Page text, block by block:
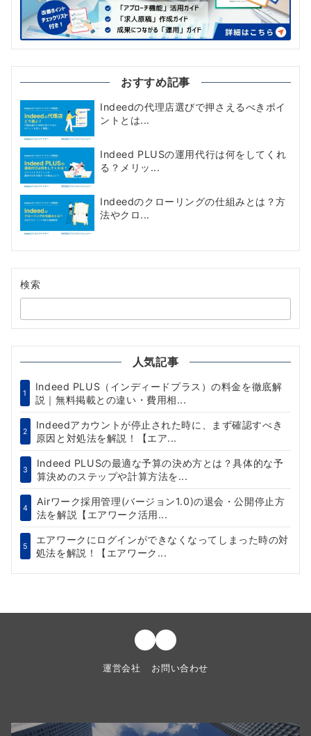
おすすめ記事
Indeedの代理店選びで押さえるべきポイ
ントとは...
Indeed PLUSの運用代行は何をしてくれ
る？メリッ...
Indeedのクローリングの仕組みとは？方
法やクロ...
検索
人気記事
1
Indeed PLUS（インディードプラス）の料金を徹底解
説｜無料掲載との違い・費用相...
2
Indeedアカウントが停止された時に、まず確認すべき
原因と対処法を解説！【エア...
3
Indeed PLUSの最適な予算の決め方とは？具体的な予
算決めのステップや計算方法を...
4
Airワーク採用管理(バージョン1.0)の退会・公開停止方
法を解説【エアワーク活用...
5
エアワークにログインができなくなってしまった時の対
処法を解説！【エアワーク...
運営会社 お問い合わせ